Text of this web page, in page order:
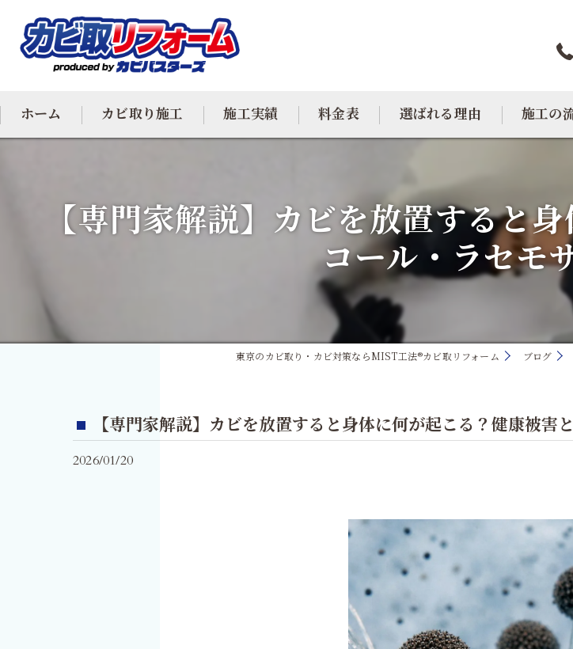
ホーム カビ取り施工
カビ除去
施工実績 料金表 選ばれる理由 施工の
【専門家解説】カビを放置すると
コール・ラセモ
東京のカビ取り・カビ対策ならMIST工法®カビ取リフォーム ブログ
【専門家解説】カビを放置すると身体に何が起こる？健康被害
2026/01/20